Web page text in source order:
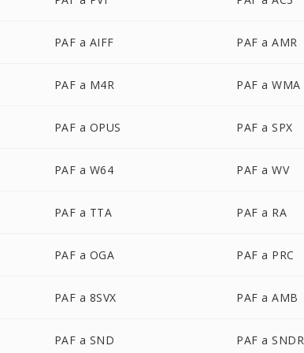
PAF a AIFF PAF a AMR
PAF a M4R PAF a WMA
PAF a OPUS PAF a SPX
PAF a W64 PAF a WV
PAF a TTA PAF a RA
PAF a OGA PAF a PRC
PAF a 8SVX PAF a AMB
PAF a SND PAF a SNDR